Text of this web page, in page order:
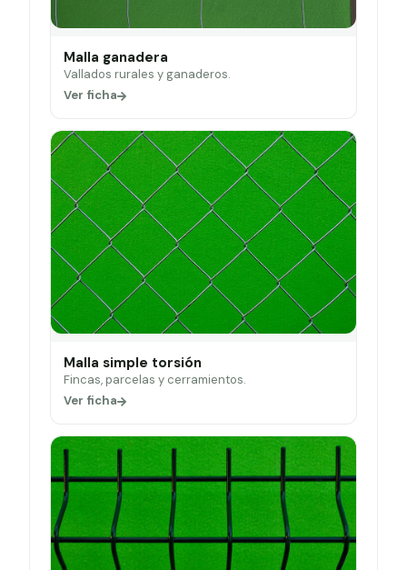
Malla ganadera
Vallados rurales y ganaderos.
Ver ficha
Malla simple torsión
Fincas, parcelas y cerramientos.
Ver ficha